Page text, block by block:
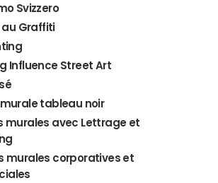
Svizzero
Graffiti
Influence Street Art
tableau noir
murales avec Lettrage et
murales corporatives et